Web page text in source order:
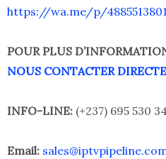
https://wa.me/p/
POUR PLUS
NOUS CONTACTER
INFO-LINE: (+237) 695 530
Email: